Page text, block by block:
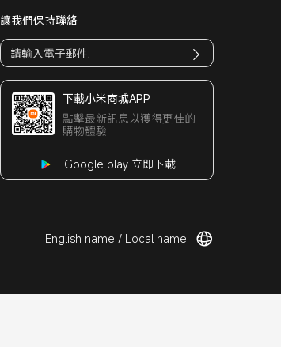
讓我們保持聯絡
下載小米商城APP
點擊最新訊息以獲得更佳的
購物體驗
Google play 立即下載
English name / Local name